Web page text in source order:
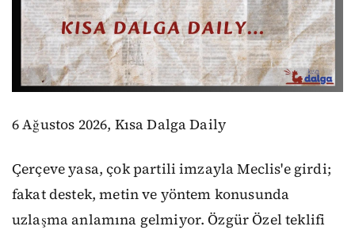
6 Ağustos 2026, Kısa Dalga Daily
Çerçeve yasa, çok partili imzayla Meclis'e girdi;
fakat destek, metin ve yöntem konusunda
uzlaşma anlamına gelmiyor. Özgür Özel teklifi